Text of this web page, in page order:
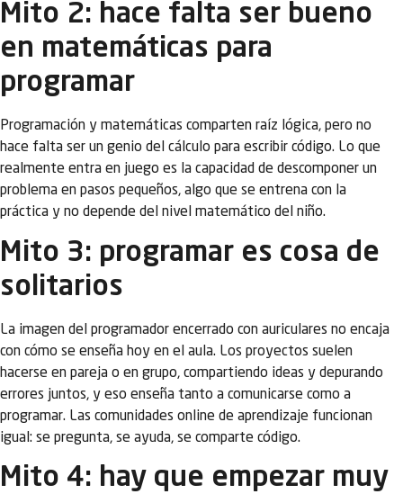
Mito 2: hace falta ser bueno
en matemáticas para
programar
Programación y matemáticas comparten raíz lógica, pero no
hace falta ser un genio del cálculo para escribir código. Lo que
realmente entra en juego es la capacidad de descomponer un
problema en pasos pequeños, algo que se entrena con la
práctica y no depende del nivel matemático del niño.
Mito 3: programar es cosa de
solitarios
La imagen del programador encerrado con auriculares no encaja
con cómo se enseña hoy en el aula. Los proyectos suelen
hacerse en pareja o en grupo, compartiendo ideas y depurando
errores juntos, y eso enseña tanto a comunicarse como a
programar. Las comunidades online de aprendizaje funcionan
igual: se pregunta, se ayuda, se comparte código.
Mito 4: hay que empezar muy